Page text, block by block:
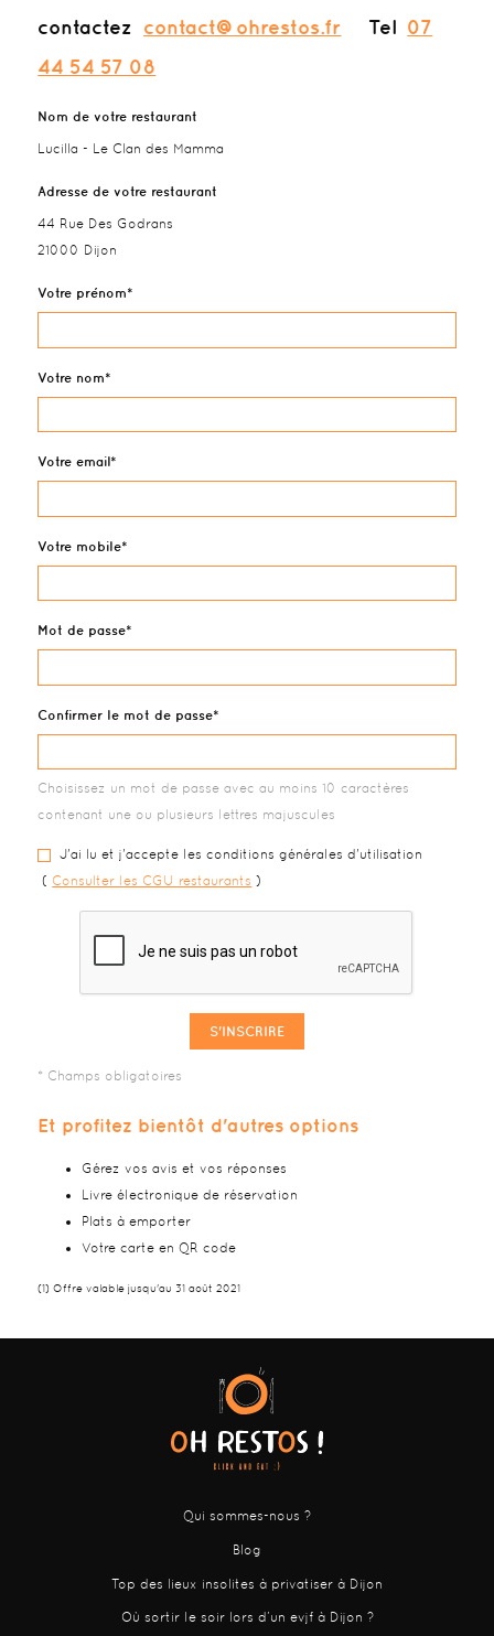
contactez contact@ohrestos.fr Tel 07
44 54 57 08
Nom de votre restaurant
Lucilla - Le Clan des Mamma
Adresse de votre restaurant
44 Rue Des Godrans
21000 Dijon
Votre prénom
Votre nom
Votre email
Votre mobile
Mot de passe
Confirmer le mot de passe
Choisissez un mot de passe avec au moins 10 caractères
contenant une ou plusieurs lettres majuscules
J'ai lu et j'accepte les conditions générales d'utilisation
( Consulter les CGU restaurants )
S'INSCRIRE
Et profitez bientôt d'autres options
Gérez vos avis et vos réponses
Livre électronique de réservation
Plats à emporter
Votre carte en QR code
(1) Offre valable jusqu'au 31 août 2021
Qui sommes-nous ?
Blog
Top des lieux insolites à privatiser à Dijon
Où sortir le soir lors d’un evjf à Dijon ?